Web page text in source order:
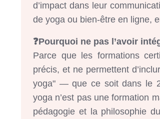
d’impact dans leur
de yoga ou bien-être en ligne,
❓Pourquoi ne pas l’avoir
Parce que les formations
précis, et ne permettent
yoga" — que ce soit dans le
yoga n’est pas une formation
pédagogie et la philosophie